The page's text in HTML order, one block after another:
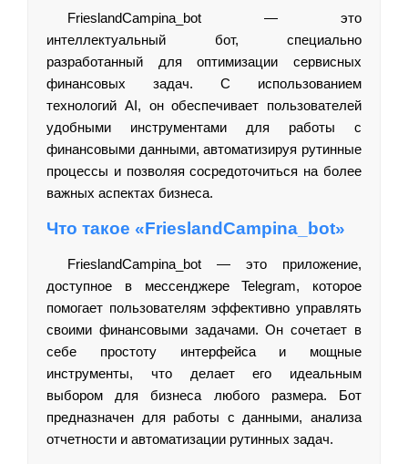
FrieslandCampina_bot — это
интеллектуальный бот, специально
разработанный для оптимизации сервисных
финансовых задач. С использованием
технологий AI, он обеспечивает пользователей
удобными инструментами для работы с
финансовыми данными, автоматизируя рутинные
процессы и позволяя сосредоточиться на более
важных аспектах бизнеса.
Что такое «FrieslandCampina_bot»
FrieslandCampina_bot — это приложение,
доступное в мессенджере Telegram, которое
помогает пользователям эффективно управлять
своими финансовыми задачами. Он сочетает в
себе простоту интерфейса и мощные
инструменты, что делает его идеальным
выбором для бизнеса любого размера. Бот
предназначен для работы с данными, анализа
отчетности и автоматизации рутинных задач.